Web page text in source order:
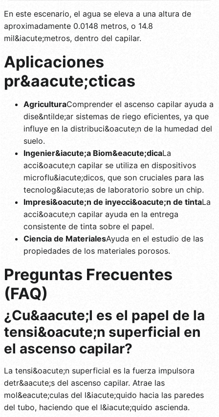
En este escenario, el agua se eleva a una altura de
aproximadamente 0.0148 metros, o 14.8
mil&iacute;metros, dentro del capilar.
Aplicaciones
pr&aacute;cticas
AgriculturaComprender el ascenso capilar ayuda a
dise&ntilde;ar sistemas de riego eficientes, ya que
influye en la distribuci&oacute;n de la humedad del
suelo.
Ingenier&iacute;a Biom&eacute;dicaLa
acci&oacute;n capilar se utiliza en dispositivos
microflu&iacute;dicos, que son cruciales para las
tecnolog&iacute;as de laboratorio sobre un chip.
Impresi&oacute;n de inyecci&oacute;n de tintaLa
acci&oacute;n capilar ayuda en la entrega
consistente de tinta sobre el papel.
Ciencia de MaterialesAyuda en el estudio de las
propiedades de los materiales porosos.
Preguntas Frecuentes
(FAQ)
¿Cu&aacute;l es el papel de la
tensi&oacute;n superficial en
el ascenso capilar?
La tensi&oacute;n superficial es la fuerza impulsora
detr&aacute;s del ascenso capilar. Atrae las
mol&eacute;culas del l&iacute;quido hacia las paredes
del tubo, haciendo que el l&iacute;quido ascienda.